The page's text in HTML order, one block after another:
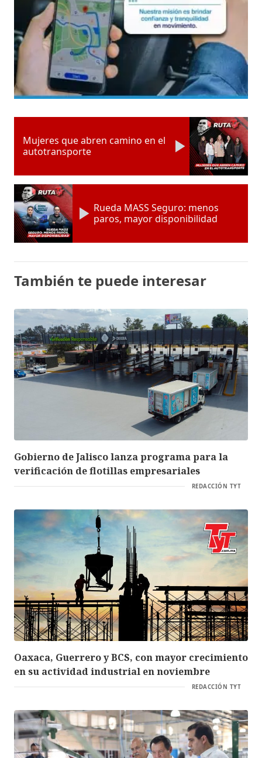
Mujeres que abren camino en el
autotransporte
Rueda MASS Seguro: menos
paros, mayor disponibilidad
También te puede interesar
Gobierno de Jalisco lanza programa para la
verificación de flotillas empresariales
REDACCIÓN TYT
Oaxaca, Guerrero y BCS, con mayor crecimiento
en su actividad industrial en noviembre
REDACCIÓN TYT